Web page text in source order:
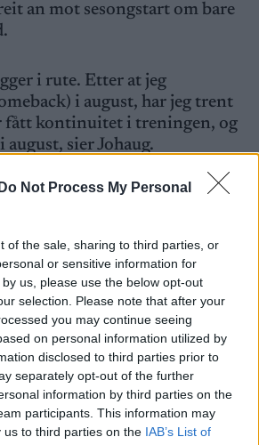
Do Not Process My Personal
of the sale, sharing to third parties, or
or sensitive information for
us, please use the below opt-out
selection. Please note that after your
you may continue seeing
on personal information utilized by
disclosed to third parties prior to
separately opt-out of the further
information by third parties on the
participants. This information may
us to third parties on the IAB’s List of
an mot sesongstart om bare
i rute. Etter at jeg
i august, har jeg trent
fått kontinuitet i treningen, og
sier Johaug.
røper elleville treningstall
før VM i Granåsen
har Therese Johaug knapt
før hun stiller til start på